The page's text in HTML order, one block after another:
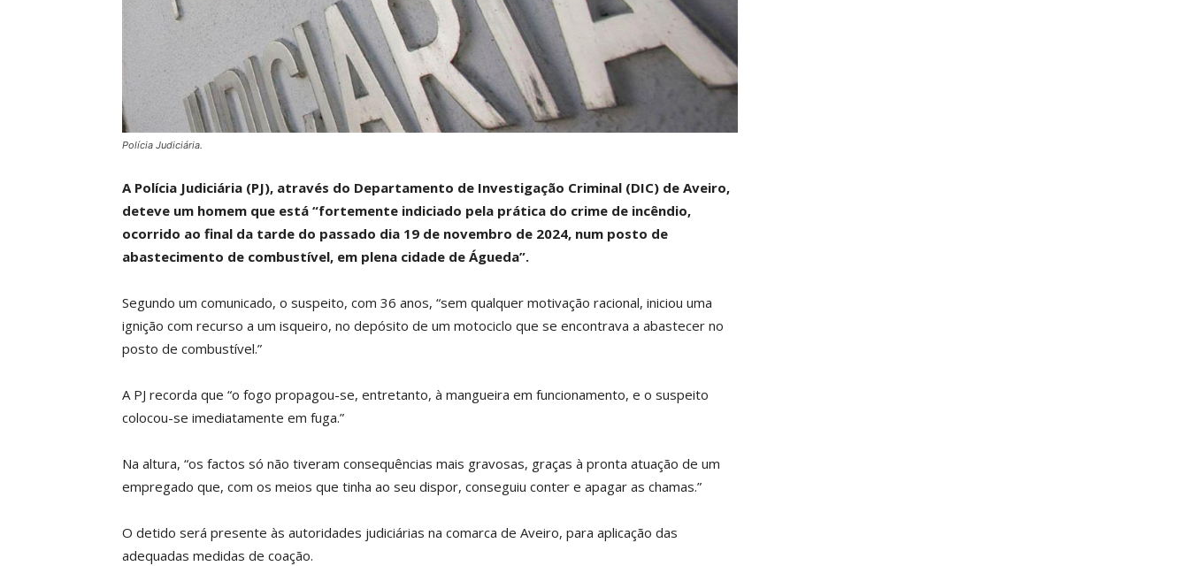
Polícia Judiciária.
A Polícia Judiciária (PJ), através do Departamento de Investigação Criminal (DIC) de Aveiro,
deteve um homem que está “fortemente indiciado pela prática do crime de incêndio,
ocorrido ao final da tarde do passado dia 19 de novembro de 2024, num posto de
abastecimento de combustível, em plena cidade de Águeda”.
Segundo um comunicado, o suspeito, com 36 anos, “sem qualquer motivação racional, iniciou uma
ignição com recurso a um isqueiro, no depósito de um motociclo que se encontrava a abastecer no
posto de combustível.”
A PJ recorda que “o fogo propagou-se, entretanto, à mangueira em funcionamento, e o suspeito
colocou-se imediatamente em fuga.”
Na altura, “os factos só não tiveram consequências mais gravosas, graças à pronta atuação de um
empregado que, com os meios que tinha ao seu dispor, conseguiu conter e apagar as chamas.”
O detido será presente às autoridades judiciárias na comarca de Aveiro, para aplicação das
adequadas medidas de coação.